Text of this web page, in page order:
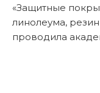
«Защитные
линолеума,
проводила